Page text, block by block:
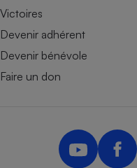
Victoires
Devenir adhérent
Devenir bénévole
Faire un don